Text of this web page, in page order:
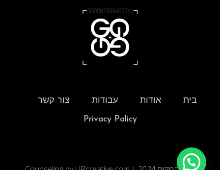
בית אודות עבודות
צור קשר
Privacy Policy